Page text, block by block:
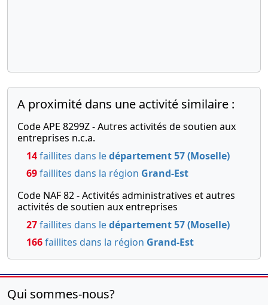
A proximité dans une activité similaire :
Code APE 8299Z - Autres activités de soutien aux
entreprises n.c.a.
14faillites dans ledépartement 57 (Moselle)
69faillites dans la région Grand-Est
Code NAF 82 - Activités administratives et autres
activités de soutien aux entreprises
27faillites dans ledépartement 57 (Moselle)
166faillites dans la région Grand-Est
Qui sommes-nous?